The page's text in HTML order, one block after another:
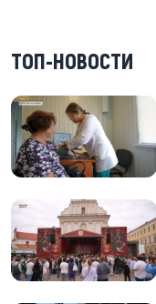
ТОП-НОВОСТИ